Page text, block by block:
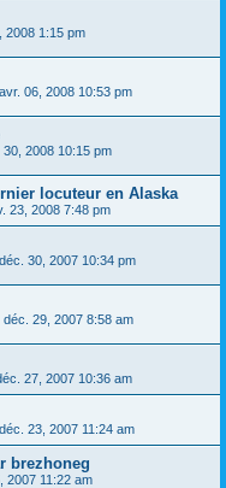
2008 1:15 pm
06, 2008 10:53 pm
30, 2008 10:15 pm
locuteur en Alaska
23, 2008 7:48 pm
30, 2007 10:34 pm
déc. 29, 2007 8:58 am
27, 2007 10:36 am
23, 2007 11:24 am
brezhoneg
2007 11:22 am